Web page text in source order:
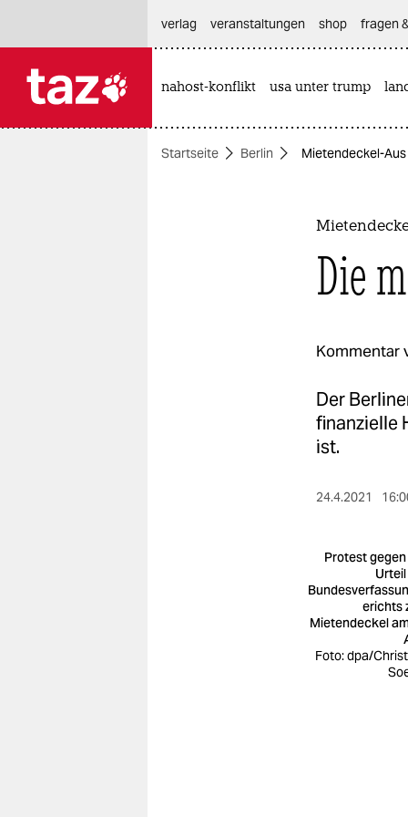
themen
verlag
veranstaltungen shop fragen
nahost-konflikt usa unter trump
Startseite Berlin Mietendeckel-
Die
Kommentar
Der
finanzielle
ist.
24.4.2021
Protest
erichts
Mietendeckel
Foto: dpa/